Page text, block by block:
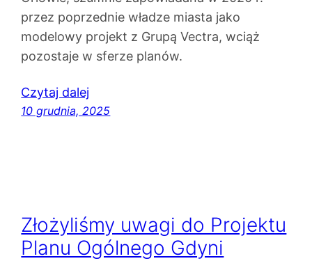
przez poprzednie władze miasta jako
modelowy projekt z Grupą Vectra, wciąż
pozostaje w sferze planów.
Czytaj dalej
10 grudnia, 2025
Złożyliśmy uwagi do Projektu
Planu Ogólnego Gdyni